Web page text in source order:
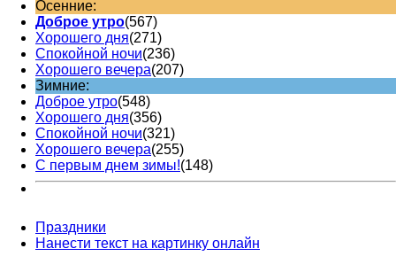
Осенние:
Доброе утро(567)
Хорошего дня(271)
Спокойной ночи(236)
Хорошего вечера(207)
Зимние:
Доброе утро(548)
Хорошего дня(356)
Спокойной ночи(321)
Хорошего вечера(255)
С первым днем зимы!(148)
Праздники
Нанести текст на картинку онлайн